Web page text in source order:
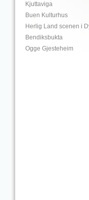
Kjuttaviga
Buen Kulturhus
Herlig Land scenen i
Bendiksbukta
Ogge Gjesteheim